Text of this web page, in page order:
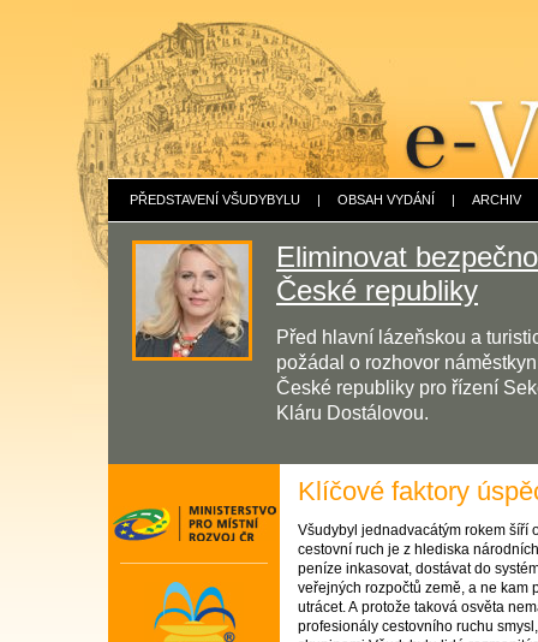
PŘEDSTAVENÍ VŠUDYBYLU | OBSAH VYDÁNÍ | ARCHIV
Eliminovat
České republiky
Před hlavní lázeňskou a
požádal o rozhovor
České republiky pro řízení
Kláru Dostálovou.
Klíčové faktory
Všudybyl jednadvacátým rokem šíří
cestovní ruch je z hlediska
peníze inkasovat, dostávat do
veřejných rozpočtů země, a ne kam
utrácet. A protože taková osvěta
profesionály cestovního ruchu